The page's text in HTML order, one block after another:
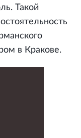
Такой
в Кракове.